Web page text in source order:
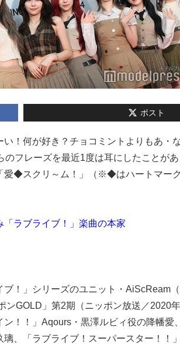
ポスト
！何が好き？チョコミントよりもあ・
フレーズを最近1度は耳にしたことが
愛◆スクリ～ム！」（※◆はハートマー
「ラブライブ！」楽曲の本家
！」シリーズのユニット・AiScReam（
GOLD」第2期（ニッポン放送／2020
！！」Aqours・黒澤ルビィ役の降幡愛
、「ラブライブ！スーパースター！！